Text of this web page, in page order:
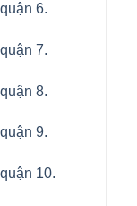
6.
7.
8.
9.
10.